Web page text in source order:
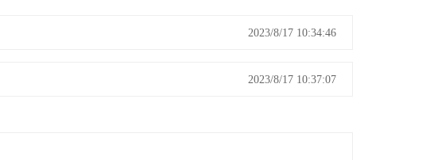
2023/8/17 10:34:46
2023/8/17 10:37:07